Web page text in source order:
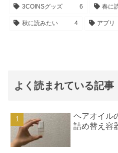
3COINSグッズ 6 春に
秋に読みたい 4 アプリ
よく読まれている記事
ヘアオイル
詰め替え容